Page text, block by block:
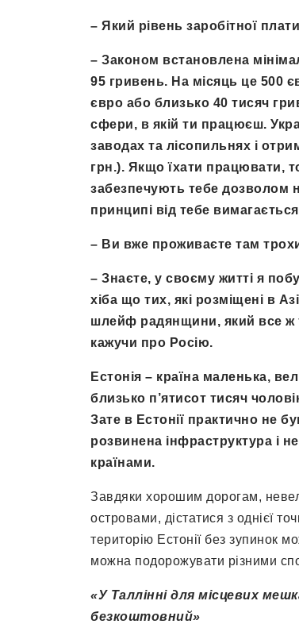
– Який рівень заробітної
– Законом встановлена
95 гривень. На місяць це 500
євро або близько 40 тисяч
сфери, в якій ти працюєш.
заводах та лісопильнях і
грн.). Якщо їхати працювати,
забезпечують тебе дозволом
принципі від тебе
– Ви вже проживаєте там
– Знаєте, у своєму житті я
хіба що тих, які розміщені в
шлейф радянщини, який все ж
кажучи про Росію.
Естонія – країна маленька,
близько п’ятисот тисяч
Зате в Естонії практично не
розвинена інфраструктура і
країнами.
Завдяки хорошим дорогам,
островами, дістатися з однієї
територію Естонії без зупинок
можна подорожувати різними
«У Таллінні для місцевих
безкоштовний»